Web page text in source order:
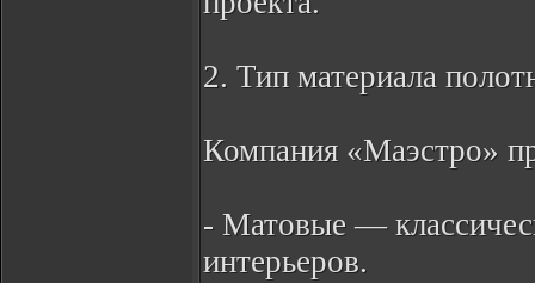
2. Тип материала
Компания «Маэстро»
- Матовые —
интерьеров.